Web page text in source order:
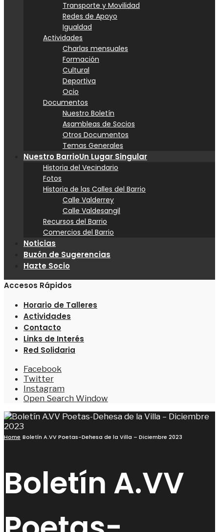
Transporte y Movilidad
Redes de Apoyo
Igualdad
Actividades
Charlas mensuales
Formación
Cultural
Deportiva
Ocio
Documentos
Nuestro Boletín
Asambleas de Socios
Otros Documentos
Temas Generales
Nuestro BarrioUn Lugar Singular
Historia del Vecindario
Fotos
Historia de las Calles del Barrio
Calle Valderrey
Calle Valdesangil
Recursos del Barrio
Comercios del Barrio
Noticias
Buzón de Sugerencias
Hazte Socio
Accesos Rápidos
Horario de Talleres
Actividades
Contacto
Links de Interés
Red Solidaria
Facebook
Twitter
Instagram
Open Search Window
Home Boletín A.VV Poetas-Dehesa de la Villa – Diciembre 2023
Boletín A.VV